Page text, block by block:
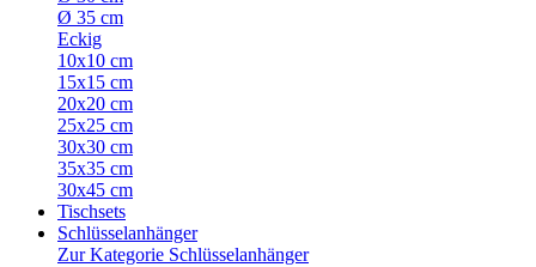
Ø 35 cm
Eckig
10x10 cm
15x15 cm
20x20 cm
25x25 cm
30x30 cm
35x35 cm
30x45 cm
Tischsets
Schlüsselanhänger
Zur Kategorie Schlüsselanhänger